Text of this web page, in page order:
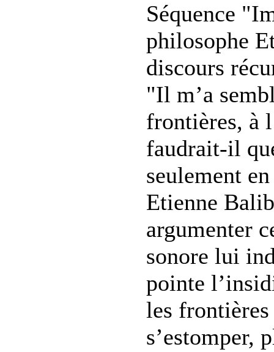
Séquence
philosophe
discours
"Il m’a
frontières, à
faudrait-il
seulement
Etienne
argumenter
sonore lui
pointe
les
s’estomper,